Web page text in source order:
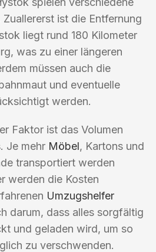
ist die Entfernung
liegt rund 180 Kilometer
was zu einer längeren
müssen auch die
und eventuelle
werden.
Faktor ist das Volumen
Je mehr Möbel, Kartons und
transportiert werden
werden die Kosten
Umzugshelfer
darum, dass alles sorgfältig
und geladen wird, um so
zu verschwenden.